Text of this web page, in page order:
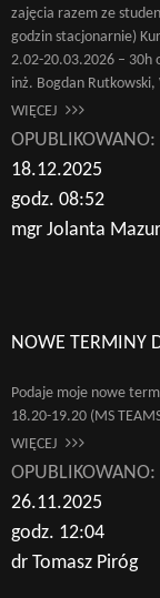
zajęcia razem ze
godzin stacjonarnie)
2.02-20.03.2026 – 30h
inż. Bogdan
WIĘCEJ
OPUBLIKOWANO:
18.12.2025
godz. 08:52
mgr Jolanta Mazur
NOWE TERMINY
Podaje moje nowe
18.20-19.20 (MS
WIĘCEJ
OPUBLIKOWANO:
26.11.2025
godz. 12:04
dr Tomasz Piróg